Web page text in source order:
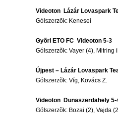
Videoton  Lázár Lovaspark
Gólszerzõk: Kenesei
Gyõri ETO FC  Videoton 5-3
Gólszerzõk: Vayer (4), Mitring
Újpest – Lázár Lovaspark
Gólszerzõk: Víg, Kovács Z.
Videoton  Dunaszerdahely 5-
Gólszerzõk: Bozai (2), Vajda